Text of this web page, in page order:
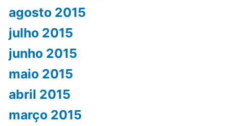
agosto 2015
julho 2015
junho 2015
maio 2015
abril 2015
março 2015